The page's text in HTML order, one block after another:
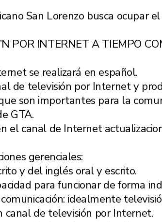
San Lorenzo busca ocupar
POR INTERNET A TIEMPO
se realizará en español.
de televisión por Internet y
son importantes para la
GTA.
el canal de Internet
gerenciales:
y del inglés oral y escrito.
para funcionar de forma
idealmente
canal de televisión por Internet.